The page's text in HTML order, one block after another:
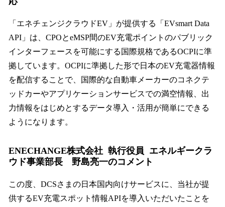
「エネチェンジクラウドEV」が提供する「EVsmart Data
API」は、CPOとeMSP間のEV充電ポイントのパブリック
インターフェースを可能にする国際規格であるOCPIに準
拠しています。OCPIに準拠した形で日本のEV充電器情報
を配信することで、国際的な自動車メーカーのコネクテ
ッドカーやアプリケーションサービスでの満空情報、出
力情報をはじめとするデータ導入・活用が簡単にできる
ようになります。
ENECHANGE株式会社 執行役員 エネルギークラ
ウド事業部長 野島亮一のコメント
この度、DCSさまの日本国内向けサービスに、当社が提
供するEV充電スポット情報APIを導入いただいたことを